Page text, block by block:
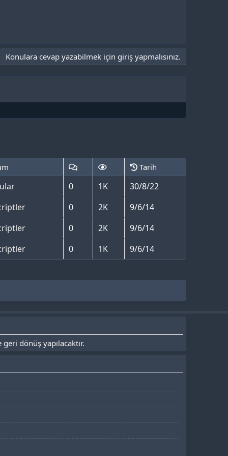
Konulara cevap yazabilmek için giriş yapmalısınız.
Tarih
0 1K
30/8/22
0 2K
9/6/14
0 2K
9/6/14
0 1K 9/6/14
dönüş yapılacaktır.